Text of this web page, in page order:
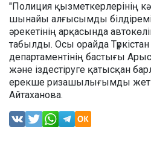
"Полиция қызметкерлерінің
шынайы алғысымды
әрекетінің арқасында
табылды. Осы орайда
департаментінің бастығы
және іздестіруге қатысқан
ерекше ризашылығымды
Айтаханова.